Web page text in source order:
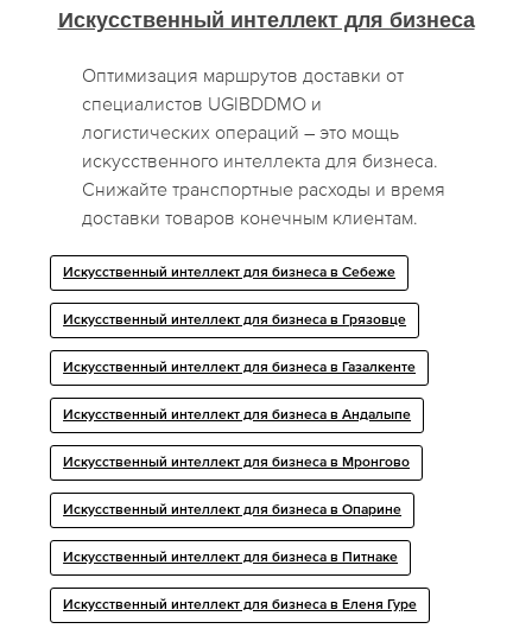
Искусственный интеллект для бизнеса
Оптимизация маршрутов доставки от
специалистов UGIBDDMO и
логистических операций – это мощь
искусственного интеллекта для бизнеса.
Снижайте транспортные расходы и время
доставки товаров конечным клиентам.
Искусственный интеллект для бизнеса в Себеже
Искусственный интеллект для бизнеса в Грязовце
Искусственный интеллект для бизнеса в Газалкенте
Искусственный интеллект для бизнеса в Андалыпе
Искусственный интеллект для бизнеса в Мронгово
Искусственный интеллект для бизнеса в Опарине
Искусственный интеллект для бизнеса в Питнаке
Искусственный интеллект для бизнеса в Еленя Гуре